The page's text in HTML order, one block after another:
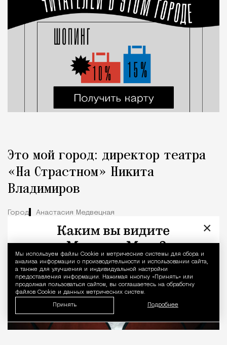
Уведомление
Мы используем файлы Сookie и метрические системы для сбора и
анализа информации о производительности и использовании сайта,
а также для улучшения и индивидуальной настройки
предоставления информации. Нажимая кнопку «Принять» или
продолжая пользоваться сайтом, вы соглашаетесь на обработку
файлов Cookie и данных метрических систем.
Принять Подробнее
Это мой город: директор театра
«На Страстном» Никита
Владимиров
Город Анастасия Медвецкая
×